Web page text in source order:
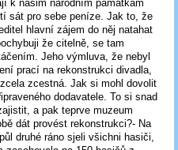
k našim národním památkám
sát pro sebe peníze. Jak to, že
hlavní zájem do něj natahat
že citelně, se tam
Jeho výmluva, že nebyl
prací na rekonstrukci divadla,
zcestná. Jak si mohl dovolit
dodavatele. To si snad
a pak teprve muzeum
dát provést rekonstrukci?- Na
druhé ráno sjeli všichni hasiči,